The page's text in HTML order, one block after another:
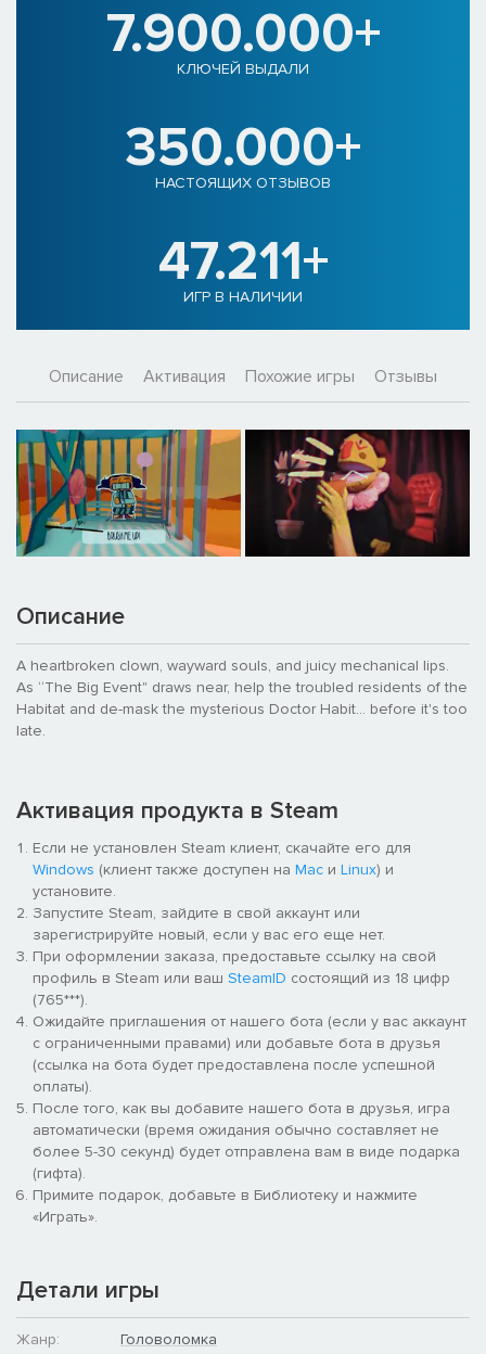
7.900.000+
КЛЮЧЕЙ ВЫДАЛИ
350.000+
НАСТОЯЩИХ ОТЗЫВОВ
47.211+
ИГР В НАЛИЧИИ
Описание Активация Похожие игры Отзывы
Описание
A heartbroken clown, wayward souls, and juicy mechanical lips.
As “The Big Event" draws near, help the troubled residents of the
Habitat and de-mask the mysterious Doctor Habit... before it's too
late.
Активация продукта в Steam
Если не установлен Steam клиент, скачайте его для
Windows (клиент также доступен на Mac и Linux) и
установите.
Запустите Steam, зайдите в свой аккаунт или
зарегистрируйте новый, если у вас его еще нет.
При оформлении заказа, предоставьте ссылку на свой
профиль в Steam или ваш SteamID состоящий из 18 цифр
(765***).
Ожидайте приглашения от нашего бота (если у вас аккаунт
с ограниченными правами) или добавьте бота в друзья
(ссылка на бота будет предоставлена после успешной
оплаты).
После того, как вы добавите нашего бота в друзья, игра
автоматически (время ожидания обычно составляет не
более 5-30 секунд) будет отправлена вам в виде подарка
(гифта).
Примите подарок, добавьте в Библиотеку и нажмите
«Играть».
Детали игры
Жанр:
Головоломка